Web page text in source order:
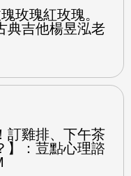
玫瑰紅玫瑰。
典吉他楊昱泓老
訂雞排、下午茶
】：荳點心理諮